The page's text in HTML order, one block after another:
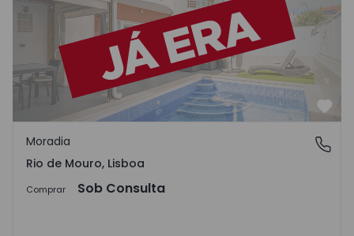
Rio de Mouro, Lisboa
Moradia
Rio de Mouro, Lisboa
Comprar Sob Consulta